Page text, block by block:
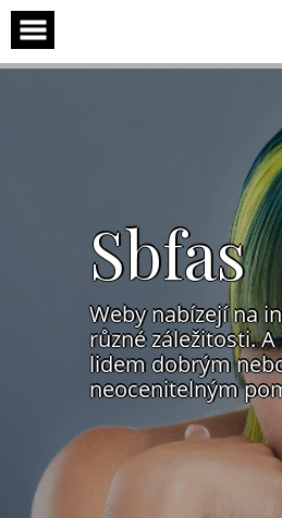
Skip
content
Sbfas
Weby nabízejí na
různé záležitosti.
lidem dobrým
neocenitelným